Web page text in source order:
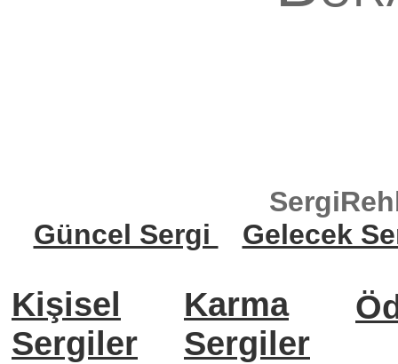
Güncel Sergi
Gelecek
Kişisel
Sergiler
Karma
Sergiler